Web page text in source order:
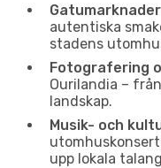
autentiska
stadens
Fotografering
Ourilandia –
landskap.
Musik- och
upp lokala